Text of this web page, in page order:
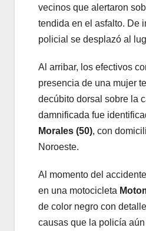
vecinos que alertaron
tendida en el asfalto. De
policial se desplazó al
Al arribar, los efectivos
presencia de una mujer
decúbito dorsal sobre la
damnificada fue
Morales (50), con
Noroeste.
Al momento del
en una motocicleta
de color negro con
causas que la policía